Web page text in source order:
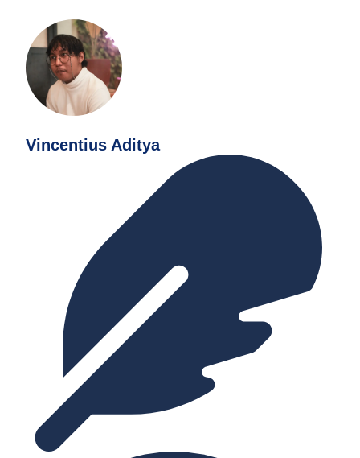
Vincentius Aditya